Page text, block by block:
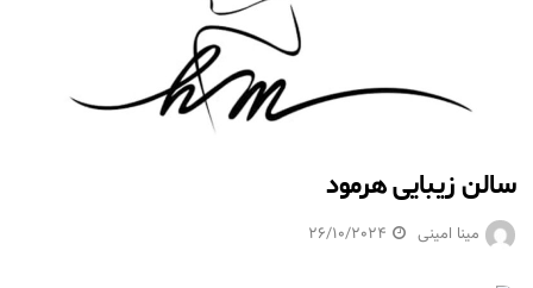
سالن زیبایی هرمود
مینا امینی 26/10/2024